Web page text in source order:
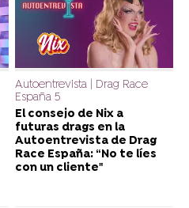
Autoentrevista | Drag Race
España 5
El consejo de Nix a
futuras drags en la
Autoentrevista de Drag
Race España: “No te líes
con un cliente"